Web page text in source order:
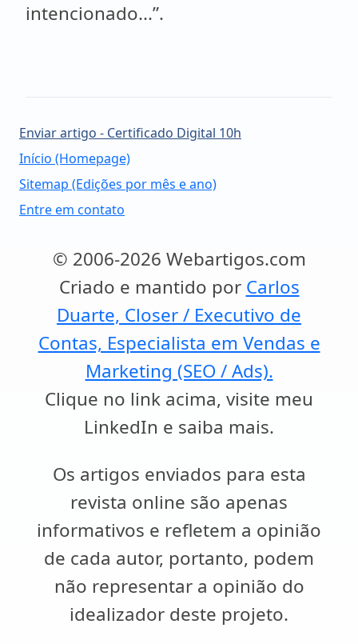
intencionado...”.
Enviar artigo - Certificado Digital 10h
Início (Homepage)
Sitemap (Edições por mês e ano)
Entre em contato
© 2006-2026 Webartigos.com
Criado e mantido por Carlos
Duarte, Closer / Executivo de
Contas, Especialista em Vendas e
Marketing (SEO / Ads).
Clique no link acima, visite meu
LinkedIn e saiba mais.
Os artigos enviados para esta
revista online são apenas
informativos e refletem a opinião
de cada autor, portanto, podem
não representar a opinião do
idealizador deste projeto.